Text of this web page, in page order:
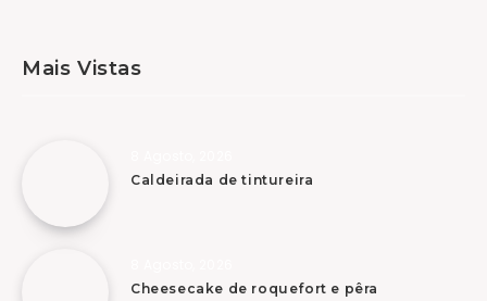
Mais Vistas
Caldeirada de tintureira
Cheesecake de roquefort e pêra